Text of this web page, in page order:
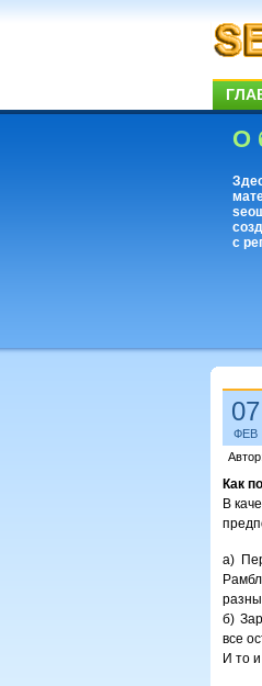
О
с
07
ФЕВ
Автор:
Как
В
а)
б)
все
И то